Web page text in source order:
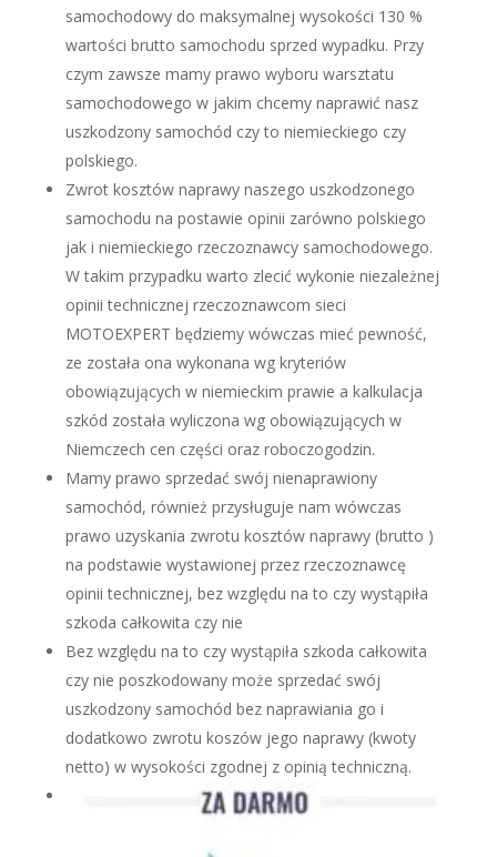
samochodowy do maksymalnej wysokości 130 %
wartości brutto samochodu sprzed wypadku. Przy
czym zawsze mamy prawo wyboru warsztatu
samochodowego w jakim chcemy naprawić nasz
uszkodzony samochód czy to niemieckiego czy
polskiego.
Zwrot kosztów naprawy naszego uszkodzonego
samochodu na postawie opinii zarówno polskiego
jak i niemieckiego rzeczoznawcy samochodowego.
W takim przypadku warto zlecić wykonie niezależnej
opinii technicznej rzeczoznawcom sieci
MOTOEXPERT będziemy wówczas mieć pewność,
ze została ona wykonana wg kryteriów
obowiązujących w niemieckim prawie a kalkulacja
szkód została wyliczona wg obowiązujących w
Niemczech cen części oraz roboczogodzin.
Mamy prawo sprzedać swój nienaprawiony
samochód, również przysługuje nam wówczas
prawo uzyskania zwrotu kosztów naprawy (brutto )
na podstawie wystawionej przez rzeczoznawcę
opinii technicznej, bez względu na to czy wystąpiła
szkoda całkowita czy nie
Bez względu na to czy wystąpiła szkoda całkowita
czy nie poszkodowany może sprzedać swój
uszkodzony samochód bez naprawiania go i
dodatkowo zwrotu koszów jego naprawy (kwoty
netto) w wysokości zgodnej z opinią techniczną.